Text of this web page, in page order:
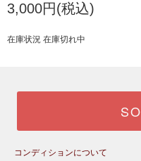
3,000円(税込)
在庫状況 在庫切れ中
コンディションについて